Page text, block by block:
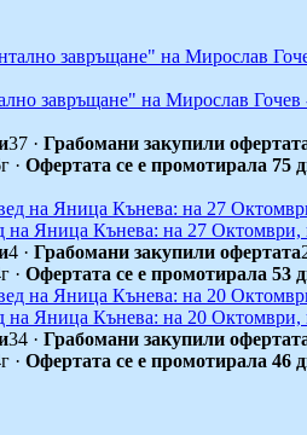
завръщане" на Мирослав
37 · Грабомани закупили
· Офертата се е промотирала 75
на Яница Кънева: на 27
4 · Грабомани закупили офертата
· Офертата се е промотирала 53
на Яница Кънева: на 20
34 · Грабомани закупили
· Офертата се е промотирала 46